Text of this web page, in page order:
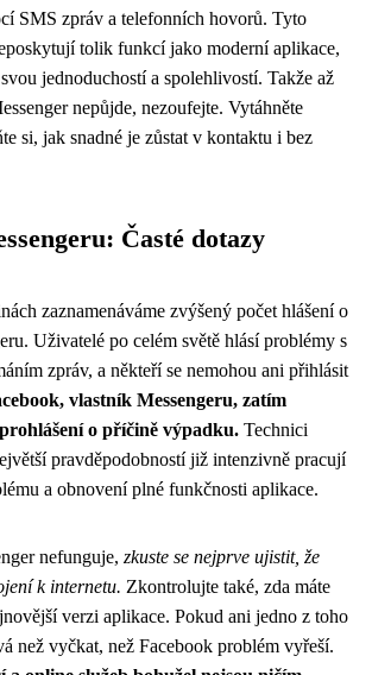
SMS zpráv a telefonních hovorů. Tyto
tolik funkcí jako moderní aplikace,
jednoduchostí a spolehlivostí. Takže až
nepůjde, nezoufejte. Vytáhněte
si, jak snadné je zůstat v kontaktu i bez
Časté dotazy
zaznamenáváme zvýšený počet hlášení o
Uživatelé po celém světě hlásí problémy s
zpráv, a někteří se nemohou ani přihlásit
vlastník Messengeru, zatím
o příčině výpadku. Technici
pravděpodobností již intenzivně pracují
a obnovení plné funkčnosti aplikace.
nefunguje, zkuste se nejprve ujistit, že
k internetu. Zkontrolujte také, zda máte
verzi aplikace. Pokud ani jedno z toho
než vyčkat, než Facebook problém vyřeší.